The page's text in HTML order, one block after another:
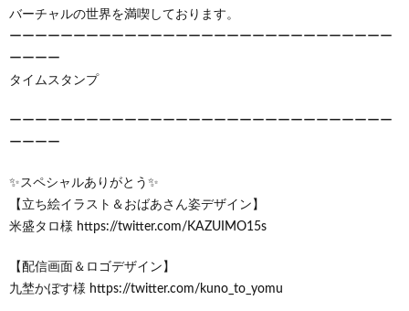
バーチャルの世界を満喫しております。
ーーーーーーーーーーーーーーーーーーーーーーーーーーーーーー
ーーーー
タイムスタンプ
ーーーーーーーーーーーーーーーーーーーーーーーーーーーーーー
ーーーー
✨スペシャルありがとう✨
【立ち絵イラスト＆おばあさん姿デザイン】
米盛タロ様 https://twitter.com/KAZUIMO15s
【配信画面＆ロゴデザイン】
九埜かぼす様 https://twitter.com/kuno_to_yomu